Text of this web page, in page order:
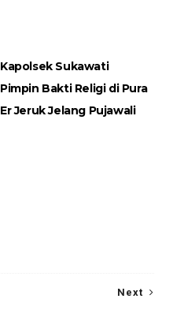
Kapolsek Sukawati
Pimpin Bakti Religi di Pura
Er Jeruk Jelang Pujawali
Next